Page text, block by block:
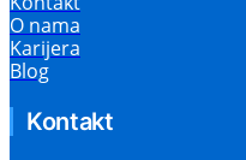
O nama
Karijera
Blog
Kontakt